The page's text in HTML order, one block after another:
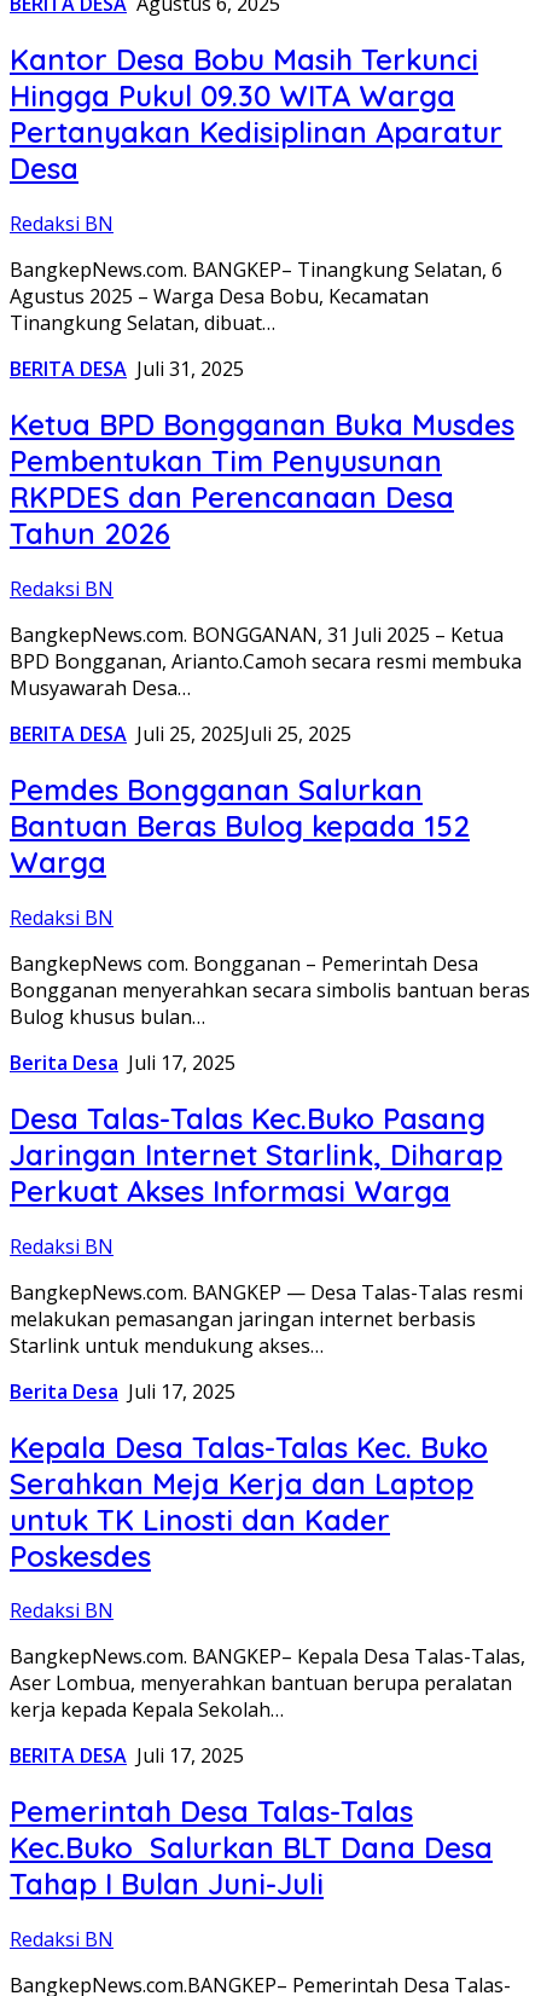
Kantor Desa Bobu Masih Terkunci
Hingga Pukul 09.30 WITA Warga
Pertanyakan Kedisiplinan Aparatur
Desa
Redaksi BN
BangkepNews.com. BANGKEP– Tinangkung Selatan, 6
Agustus 2025 – Warga Desa Bobu, Kecamatan
Tinangkung Selatan, dibuat…
BERITA DESA Juli 31, 2025
Ketua BPD Bongganan Buka Musdes
Pembentukan Tim Penyusunan
RKPDES dan Perencanaan Desa
Tahun 2026
Redaksi BN
BangkepNews.com. BONGGANAN, 31 Juli 2025 – Ketua
BPD Bongganan, Arianto.Camoh secara resmi membuka
Musyawarah Desa…
BERITA DESA Juli 25, 2025Juli 25, 2025
Pemdes Bongganan Salurkan
Bantuan Beras Bulog kepada 152
Warga
Redaksi BN
BangkepNews com. Bongganan – Pemerintah Desa
Bongganan menyerahkan secara simbolis bantuan beras
Bulog khusus bulan…
Berita Desa Juli 17, 2025
Desa Talas-Talas Kec.Buko Pasang
Jaringan Internet Starlink, Diharap
Perkuat Akses Informasi Warga
Redaksi BN
BangkepNews.com. BANGKEP — Desa Talas-Talas resmi
melakukan pemasangan jaringan internet berbasis
Starlink untuk mendukung akses…
Berita Desa Juli 17, 2025
Kepala Desa Talas-Talas Kec. Buko
Serahkan Meja Kerja dan Laptop
untuk TK Linosti dan Kader
Poskesdes
Redaksi BN
BangkepNews.com. BANGKEP– Kepala Desa Talas-Talas,
Aser Lombua, menyerahkan bantuan berupa peralatan
kerja kepada Kepala Sekolah…
BERITA DESA Juli 17, 2025
Pemerintah Desa Talas-Talas
Kec.Buko Salurkan BLT Dana Desa
Tahap I Bulan Juni-Juli
Redaksi BN
BangkepNews.com.BANGKEP– Pemerintah Desa Talas-